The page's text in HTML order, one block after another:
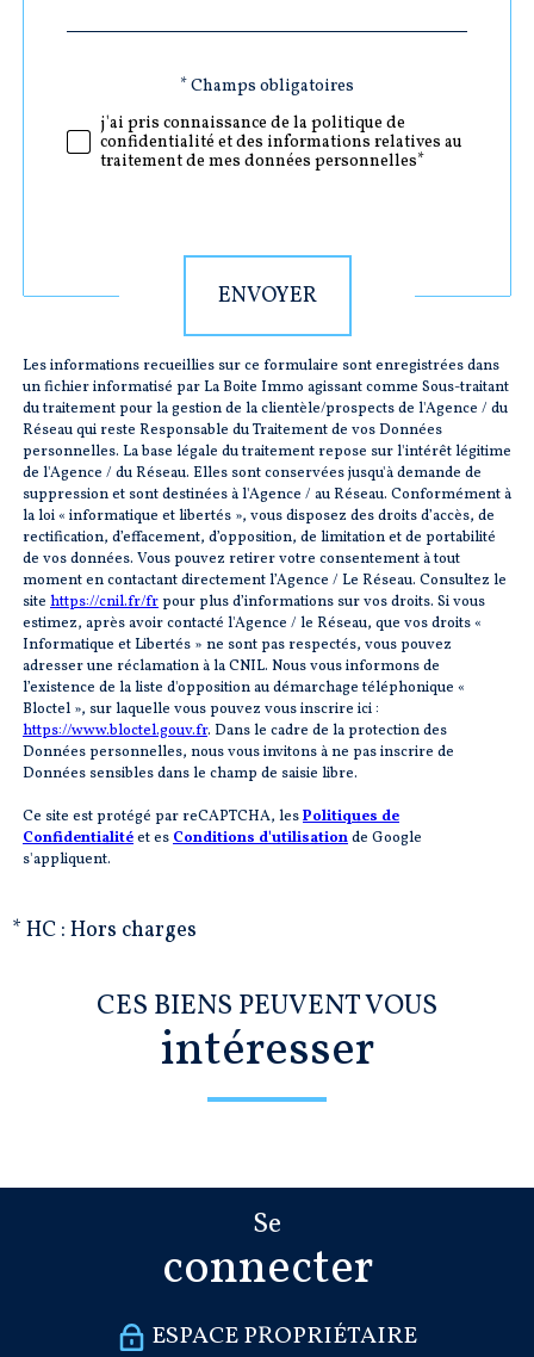
défaut
Validation* Champs obligatoires
j'ai pris connaissance de la politique de
confidentialité et des informations relatives au
traitement de mes données personnelles*
ENVOYER
Les informations recueillies sur ce formulaire sont enregistrées dans
un fichier informatisé par La Boite Immo agissant comme Sous-traitant
du traitement pour la gestion de la clientèle/prospects de l'Agence / du
Réseau qui reste Responsable du Traitement de vos Données
personnelles. La base légale du traitement repose sur l'intérêt légitime
de l'Agence / du Réseau. Elles sont conservées jusqu'à demande de
suppression et sont destinées à l'Agence / au Réseau. Conformément à
la loi « informatique et libertés », vous disposez des droits d’accès, de
rectification, d’effacement, d’opposition, de limitation et de portabilité
de vos données. Vous pouvez retirer votre consentement à tout
moment en contactant directement l’Agence / Le Réseau. Consultez le
site https://cnil.fr/frpour plus d’informations sur vos droits. Si vous
estimez, après avoir contacté l'Agence / le Réseau, que vos droits «
Informatique et Libertés » ne sont pas respectés, vous pouvez
adresser une réclamation à la CNIL. Nous vous informons de
l’existence de la liste d'opposition au démarchage téléphonique «
Bloctel », sur laquelle vous pouvez vous inscrire ici :
https://www.bloctel.gouv.fr. Dans le cadre de la protection des
Données personnelles, nous vous invitons à ne pas inscrire de
Données sensibles dans le champ de saisie libre.
Ce site est protégé par reCAPTCHA, lesPolitiques de
Confidentialitéet esConditions d'utilisationde Google
s'appliquent.
* HC : Hors charges
CES BIENS PEUVENT VOUS
intéresser
Se
connecter
ESPACE PROPRIÉTAIRE